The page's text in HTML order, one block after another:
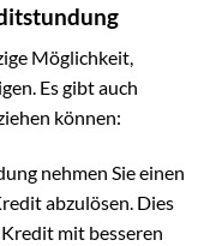
Möglichkeit,
Es gibt auch
können:
nehmen Sie einen
abzulösen. Dies
mit besseren